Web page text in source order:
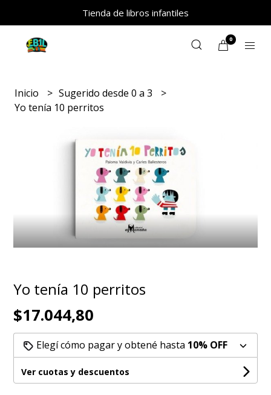
Tienda de libros infantiles
0
Inicio
Sugerido desde 0 a 3
Yo tenía 10 perritos
Yo tenía 10 perritos
$17.044,80
Elegí cómo pagar y obtené hasta 10% OFF
Ver cuotas y descuentos